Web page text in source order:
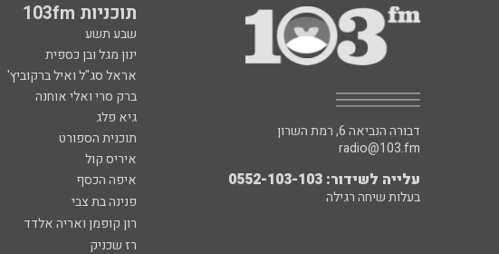
תוכניות 103fm
שבע תשע
ינון מגל ובן כספית
אראל סג"ל ואיל ברקוביץ'
ברק סרי ואלי אוחנה
גיא פלג
תוכנית הספורט
איריס קול
איפה הכסף
פנינה בת צבי
רון קופמן ואריה אלדד
רז שכניק
דבורה הנביאה 6, רמת השרון
radio@103.fm
עלייה לשידור: 0552-103-103
בעלות שיחה רגילה